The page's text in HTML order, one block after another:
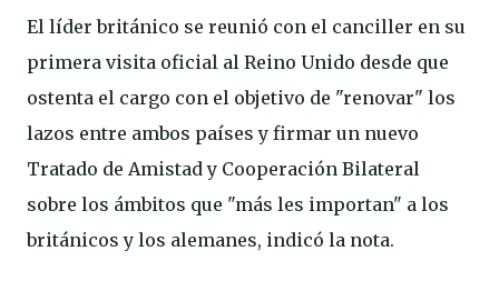
El líder británico se reunió con el canciller en su
primera visita oficial al Reino Unido desde que
ostenta el cargo con el objetivo de "renovar" los
lazos entre ambos países y firmar un nuevo
Tratado de Amistad y Cooperación Bilateral
sobre los ámbitos que "más les importan" a los
británicos y los alemanes, indicó la nota.